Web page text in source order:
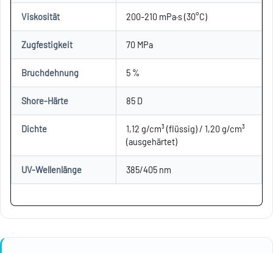
Viskosität 200-210 mPa·s (30°C)
Zugfestigkeit 70 MPa
Bruchdehnung 5 %
Shore-Härte 85 D
Dichte
1,12 g/cm³ (flüssig) / 1,20 g/cm³
(ausgehärtet)
UV-Wellenlänge 385/405 nm